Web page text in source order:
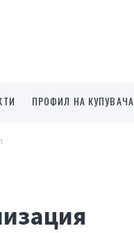
ПРОФИЛ НА КУПУВАЧА